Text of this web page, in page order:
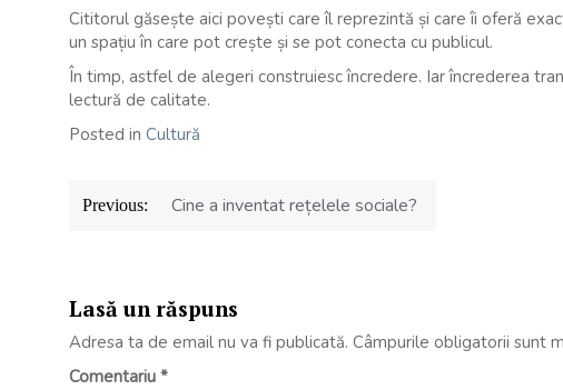
Cititorul găsește aici povești care îl reprezintă și care îi oferă
un spațiu în care pot crește și se pot conecta cu publicul.
În timp, astfel de alegeri construiesc încredere. Iar încrederea
lectură de calitate.
Posted in Cultură
Navigare
în
Previous: Cine a inventat rețelele sociale?
Lasă un răspuns
Adresa ta de email nu va fi publicată. Câmpurile obligatorii sunt
Comentariu *